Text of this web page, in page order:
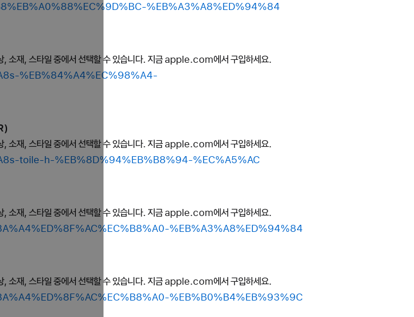
%EB%A3%A8%ED%94%84
소재, 스타일 중에서 선택할 수 있습니다. 지금 apple.com에서 구입하세요.
%EB%84%A4%EC%98%A4-
소재, 스타일 중에서 선택할 수 있습니다. 지금 apple.com에서 구입하세요.
toile-h-%EB%8D%94%EB%B8%94-%EC%A5%AC
소재, 스타일 중에서 선택할 수 있습니다. 지금 apple.com에서 구입하세요.
%EB%A3%A8%ED%94%84
소재, 스타일 중에서 선택할 수 있습니다. 지금 apple.com에서 구입하세요.
%EB%B0%B4%EB%93%9C